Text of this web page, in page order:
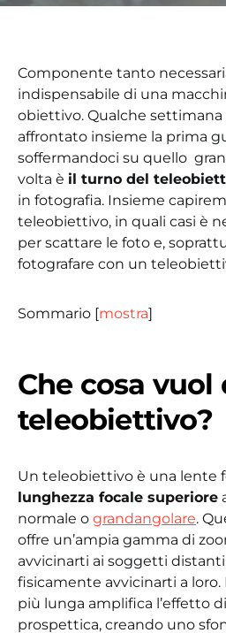
Componente tanto
indispensabile di una
obiettivo. Qualche settimana
affrontato insieme la prima
soffermandoci su quello
volta è il turno del
in fotografia. Insieme
teleobiettivo, in quali casi è
per scattare le foto e,
fotografare con un
Sommario [mostra]
Che cosa vuol
teleobiettivo?
Un teleobiettivo è una lente
lunghezza focale superiore
normale o grandangolare.
offre un’ampia gamma di
avvicinarti ai soggetti
fisicamente avvicinarti a loro.
più lunga amplifica l’effetto
prospettica, creando uno